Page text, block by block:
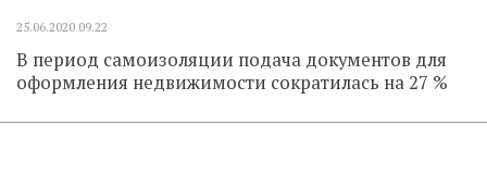
25.06.2020 09.22
В период самоизоляции подача документов для
оформления недвижимости сократилась на 27 %